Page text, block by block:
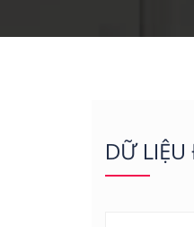
DỮ LIỆU